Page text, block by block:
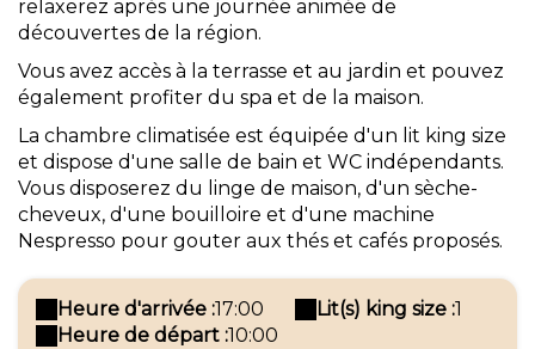
relaxerez après une journée animée de
découvertes de la région.
Vous avez accès à la terrasse et au jardin et pouvez
également profiter du spa et de la maison.
La chambre climatisée est équipée d'un lit king size
et dispose d'une salle de bain et WC indépendants.
Vous disposerez du linge de maison, d'un sèche-
cheveux, d'une bouilloire et d'une machine
Nespresso pour gouter aux thés et cafés proposés.
Heure d'arrivée :17:00
Heure de départ :10:00
Lit(s) king size :1